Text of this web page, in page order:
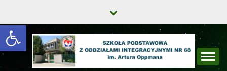
Open toolbar
content